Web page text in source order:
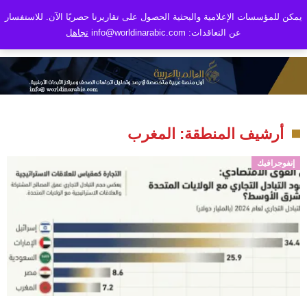
أرشيف المنطقة: المغرب
إنفوجرافيك
يمكن للمؤسسات الإعلامية والبحثية الحصول على تقاريرنا حصريًا الآن. للاستفسار
عن التعاقدات: info@worldinarabic.com
تجاهل